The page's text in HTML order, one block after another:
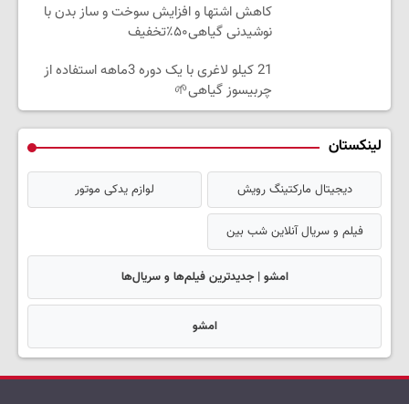
کاهش اشتها و افزایش سوخت و ساز بدن با
نوشیدنی گیاهی۵۰٪تخفیف
21 کیلو لاغری با یک دوره 3ماهه استفاده از
چربیسوز گیاهی🌱
لینکستان
دیجیتال مارکتینگ رویش لوازم یدکی موتور
فیلم و سریال آنلاین شب بین
امشو | جدیدترین فیلم‌ها و سریال‌ها
امشو